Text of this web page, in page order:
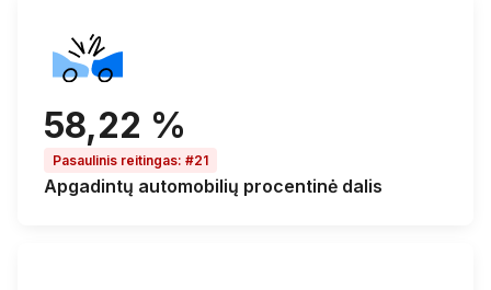
58,22 %
Pasaulinis reitingas: #21
Apgadintų automobilių procentinė dalis